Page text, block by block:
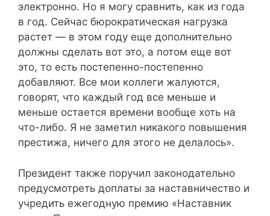
электронно. Но я могу сравнить, как из года
в год. Сейчас бюрократическая нагрузка
растет — в этом году еще дополнительно
должны сделать вот это, а потом еще вот
это, то есть постепенно-постепенно
добавляют. Все мои коллеги жалуются,
говорят, что каждый год все меньше и
меньше остается времени вообще хоть на
что-либо. Я не заметил никакого повышения
престижа, ничего для этого не делалось».
Президент также поручил законодательно
предусмотреть доплаты за наставничество и
учредить ежегодную премию «Наставник